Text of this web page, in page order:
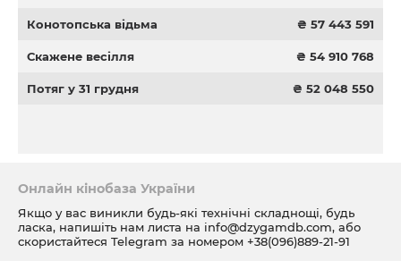
Конотопська відьма ₴ 57 443 591
Скажене весілля ₴ 54 910 768
Потяг у 31 грудня ₴ 52 048 550
Онлайн кінобаза України
Якщо у вас виникли будь-які технічні складнощі, будь
ласка, напишіть нам листа на info@dzygamdb.com, або
скористайтеся Telegram за номером +38(096)889-21-91